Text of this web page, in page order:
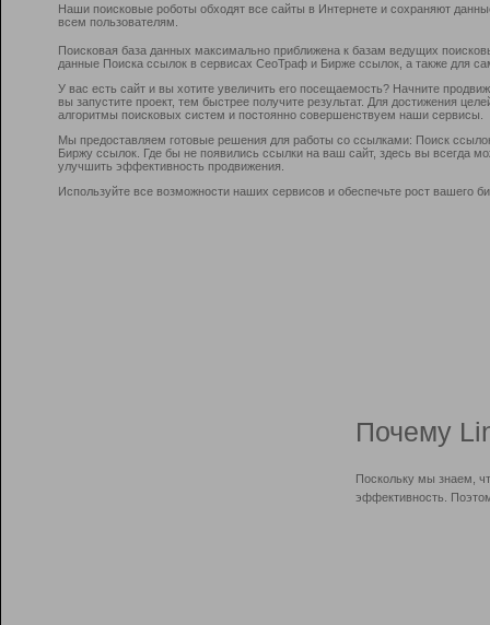
Наши поисковые роботы обходят все сайты в Интернете и сохраняют
всем пользователям.
Поисковая база данных максимально приближена к базам ведущих
данные Поиска ссылок в сервисах СеоТраф и Бирже ссылок, а также для
У вас есть сайт и вы хотите увеличить его посещаемость? Начните
вы запустите проект, тем быстрее получите результат. Для достижения
алгоритмы поисковых систем и постоянно совершенствуем наши сервисы.
Мы предоставляем готовые решения для работы со ссылками: Поиск
Биржу ссылок. Где бы не появились ссылки на ваш сайт, здесь вы всегда
улучшить эффективность продвижения.
Используйте все возможности наших сервисов и обеспечьте рост вашего
Почему
Поскольку мы знаем,
эффективность.